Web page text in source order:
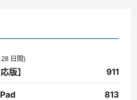
日間)
版】 911
813